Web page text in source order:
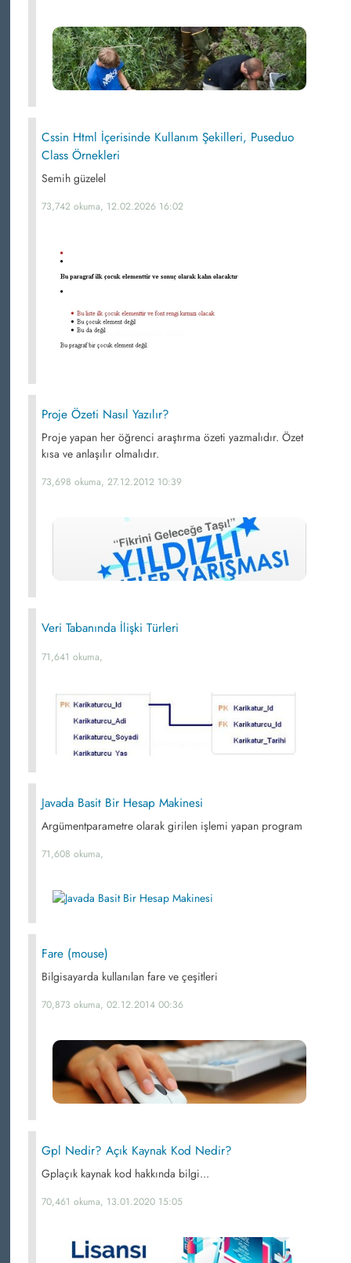
Cssin Html İçerisinde Kullanım Şekilleri, Puseduo
Class Örnekleri
Semih güzelel
73,742 okuma, 12.02.2026 16:02
Proje Özeti Nasıl Yazılır?
Proje yapan her öğrenci araştırma özeti yazmalıdır. Özet
kısa ve anlaşılır olmalıdır.
73,698 okuma, 27.12.2012 10:39
Veri Tabanında İlişki Türleri
71,641 okuma,
Javada Basit Bir Hesap Makinesi
Argümentparametre olarak girilen işlemi yapan program
71,608 okuma,
Fare (mouse)
Bilgisayarda kullanılan fare ve çeşitleri
70,873 okuma, 02.12.2014 00:36
Gpl Nedir? Açık Kaynak Kod Nedir?
Gplaçık kaynak kod hakkında bilgi...
70,461 okuma, 13.01.2020 15:05